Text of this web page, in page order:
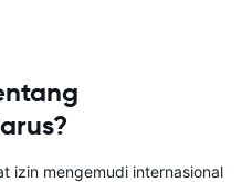
izin mengemudi internasional